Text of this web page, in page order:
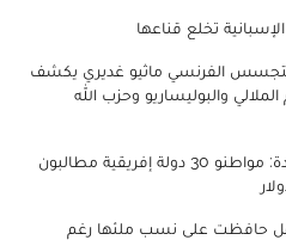
تخلع قناعها
الفرنسي ماثيو غديري يكشف
والبوليساريو وحزب الله
تأشيرة الدخول للولايات المتحدة: مواطنو 30 دولة إفريقية مطالبون
حافظت على نسب ملئها رغم